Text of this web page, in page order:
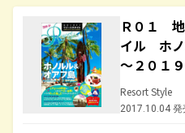
Ｒ０１
イル ホ
～２０１９
Resort Style
2017.10.04 発